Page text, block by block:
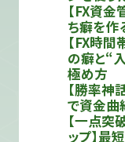
【FX資
ち癖を作
【FX時
の癖と“
極め方
【勝率神
で資金曲
【一点突
ップ】最